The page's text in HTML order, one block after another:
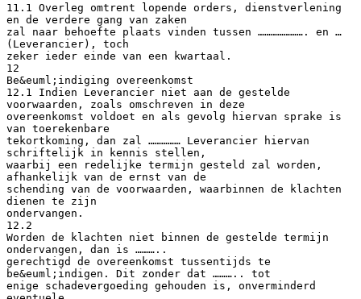
11.1 Overleg omtrent lopende orders, dienstverlening
en de verdere gang van zaken
zal naar behoefte plaats vinden tussen …………………. en …
(Leverancier), toch
zeker ieder einde van een kwartaal.
12
Be&euml;indiging overeenkomst
12.1 Indien Leverancier niet aan de gestelde
voorwaarden, zoals omschreven in deze
overeenkomst voldoet en als gevolg hiervan sprake is
van toerekenbare
tekortkoming, dan zal …………… Leverancier hiervan
schriftelijk in kennis stellen,
waarbij een redelijke termijn gesteld zal worden,
afhankelijk van de ernst van de
schending van de voorwaarden, waarbinnen de klachten
dienen te zijn
ondervangen.
12.2
Worden de klachten niet binnen de gestelde termijn
ondervangen, dan is ………..
gerechtigd de overeenkomst tussentijds te
be&euml;indigen. Dit zonder dat ……….. tot
enige schadevergoeding gehouden is, onverminderd